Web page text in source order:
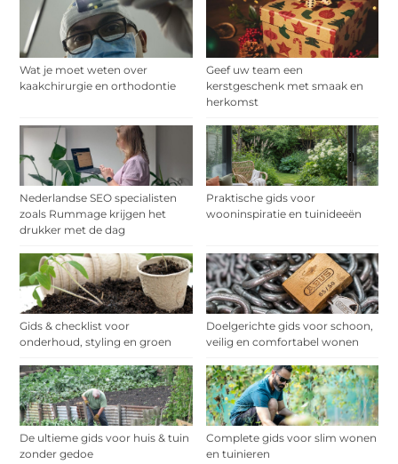
Wat je moet weten over
kaakchirurgie en orthodontie
Geef uw team een
kerstgeschenk met smaak en
herkomst
Nederlandse SEO specialisten
zoals Rummage krijgen het
drukker met de dag
Praktische gids voor
wooninspiratie en tuinideeën
Gids & checklist voor
onderhoud, styling en groen
Doelgerichte gids voor schoon,
veilig en comfortabel wonen
De ultieme gids voor huis & tuin
zonder gedoe
Complete gids voor slim wonen
en tuinieren